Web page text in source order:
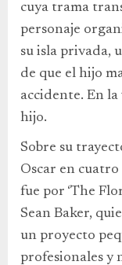
cuya trama
personaje
su isla privada,
de que el hijo
accidente. En
hijo.
Sobre su
Oscar en
fue por ‘The
Sean Baker,
un proyecto
profesionales y